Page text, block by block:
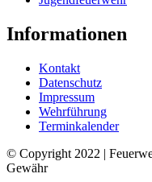
Informationen
Kontakt
Datenschutz
Impressum
Wehrführung
Terminkalender
© Copyright 2022 |
Gewähr